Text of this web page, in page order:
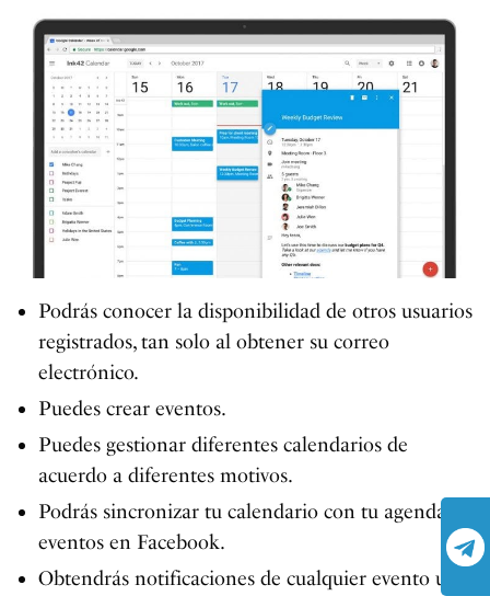
Podrás conocer la disponibilidad de otros usuarios
registrados, tan solo al obtener su correo
electrónico.
Puedes crear eventos.
Puedes gestionar diferentes calendarios de
acuerdo a diferentes motivos.
Podrás sincronizar tu calendario con tu agenda de
eventos en Facebook.
Obtendrás notificaciones de cualquier evento u